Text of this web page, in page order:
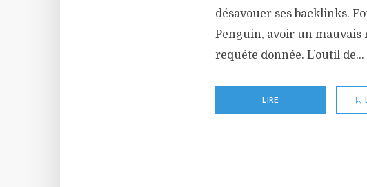
désavouer ses backlinks.
Penguin, avoir un mauvais
requête donnée. L’outil de...
LIRE